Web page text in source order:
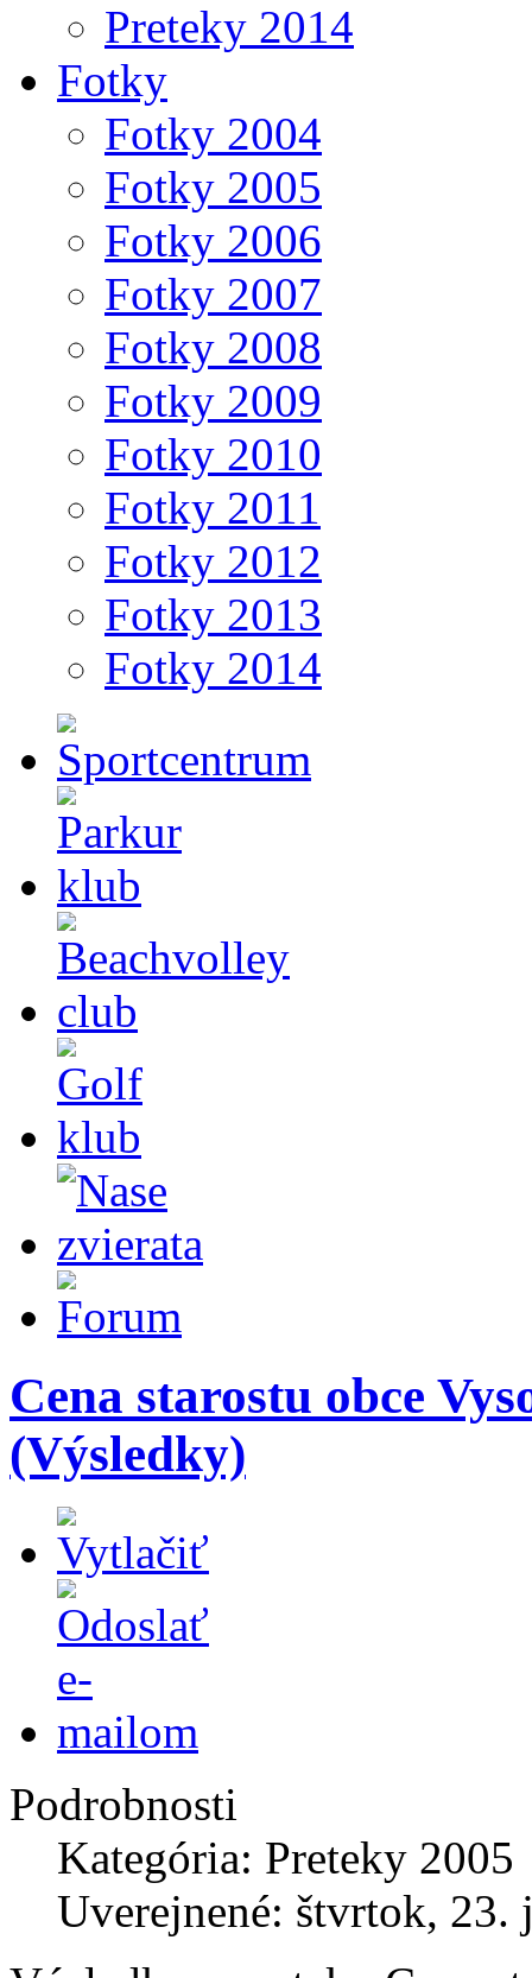
Preteky 2014
Fotky
Fotky 2004
Fotky 2005
Fotky 2006
Fotky 2007
Fotky 2008
Fotky 2009
Fotky 2010
Fotky 2011
Fotky 2012
Fotky 2013
Fotky 2014
Cena starostu obce
(Výsledky)
Podrobnosti
Kategória: Preteky 2005
Uverejnené: štvrtok, 23.